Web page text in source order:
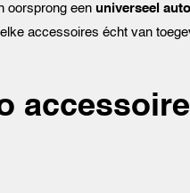
oorsprong een universeel
accessoires écht van